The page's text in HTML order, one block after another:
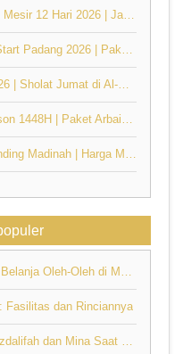
Paket Al Kautsar Umroh Plus Mesir 12 Hari 2026 | Jannah Firdaus
Umrah New Season 12 Hari Start Padang 2026 | Paket Al Husna Mulai Rp31,5 Juta
Umrah Plus Mesir 12 Hari 2026 | Sholat Jumat di Al-Azhar & Masjidil Haram
Umroh Murah 2025 New Season 1448H | Paket Arbain 16 Hari Mulai Rp32,6 Juta
Paket Umroh Aden 2026 Landing Madinah | Harga Mulai Rp32,6 Juta - Jannah Firdaus
Ini Dia Rekomendasi Tempat Belanja Oleh-Oleh di Makkah yang Perlu Anda Ketahui
Fasilitas dan Rinciannya
Simak Tata Cara Mabit di Muzdalifah dan Mina Saat Berhaji